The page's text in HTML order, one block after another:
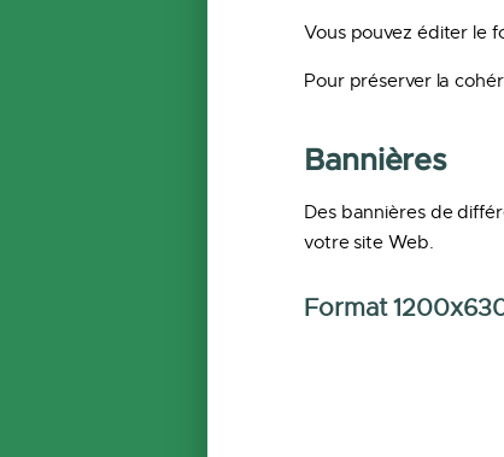
Vous pouvez éditer le
Pour préserver la
Bannières
Des bannières de
votre site Web.
Format